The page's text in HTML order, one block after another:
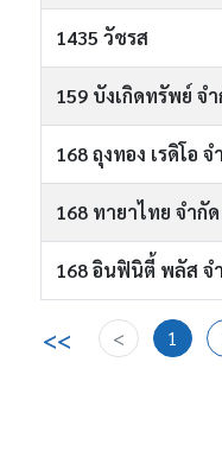
1435 วัชรส
159 บังเกิดทรัพย์ จ
168 ถุงทอง เรดิโอ จ
168 ทายาไทย จำกัด
168 อินฟินิตี้ พลัส จ
<< < 1